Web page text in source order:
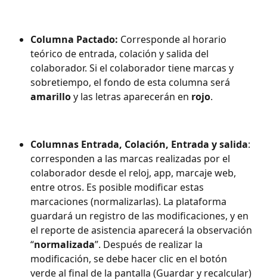
Columna Pactado: Corresponde al horario
teórico de entrada, colación y salida del
colaborador. Si el colaborador tiene marcas y
sobretiempo, el fondo de esta columna será
amarillo y las letras aparecerán en rojo.
Columnas Entrada, Colación, Entrada y salida:
corresponden a las marcas realizadas por el
colaborador desde el reloj, app, marcaje web,
entre otros. Es posible modificar estas
marcaciones (normalizarlas). La plataforma
guardará un registro de las modificaciones, y en
el reporte de asistencia aparecerá la observación
“normalizada”. Después de realizar la
modificación, se debe hacer clic en el botón
verde al final de la pantalla (Guardar y recalcular)